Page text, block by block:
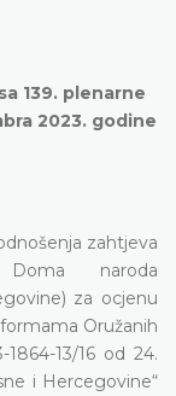
139. plenarne
2023. godine
zahtjeva
Doma naroda
za ocjenu
Oružanih
13/16 od 24.
i Hercegovine“